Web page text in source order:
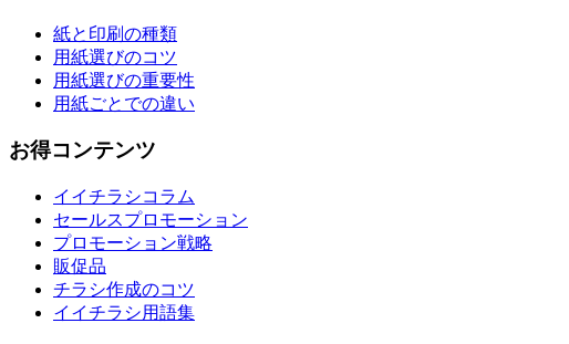
紙と印刷の種類
用紙選びのコツ
用紙選びの重要性
用紙ごとでの違い
お得コンテンツ
イイチラシコラム
セールスプロモーション
プロモーション戦略
販促品
チラシ作成のコツ
イイチラシ用語集